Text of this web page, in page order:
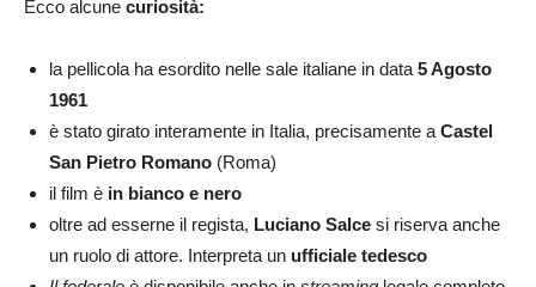
Ecco alcune curiosità:
la pellicola ha esordito nelle sale italiane in data 5 Agosto
1961
è stato girato interamente in Italia, precisamente a Castel
San Pietro Romano (Roma)
il film è in bianco e nero
oltre ad esserne il regista, Luciano Salce si riserva anche
un ruolo di attore. Interpreta un ufficiale tedesco